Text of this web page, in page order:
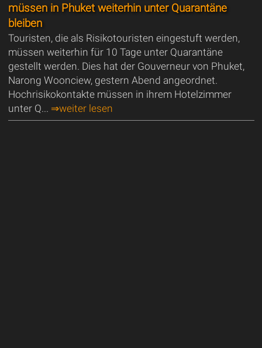
müssen in Phuket weiterhin unter Quarantäne
bleiben
Touristen, die als Risikotouristen eingestuft werden,
müssen weiterhin für 10 Tage unter Quarantäne
gestellt werden. Dies hat der Gouverneur von Phuket,
Narong Woonciew, gestern Abend angeordnet.
Hochrisikokontakte müssen in ihrem Hotelzimmer
unter Q... ⇒weiter lesen